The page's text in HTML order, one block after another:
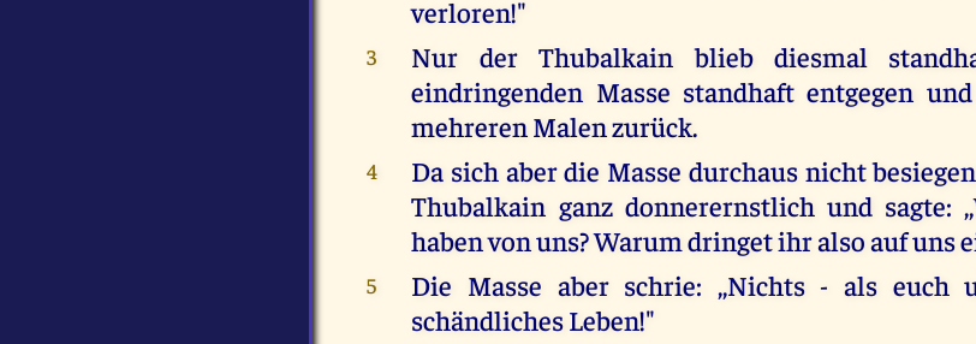
verloren!"
3
Nur der Thubalkain blieb diesmal
eindringenden Masse standhaft entgegen
mehreren Malen zurück.
4
Da sich aber die Masse durchaus nicht
Thubalkain ganz donnerernstlich und sagte:
haben von uns? Warum dringet ihr also auf uns
5
Die Masse aber schrie: ,,Nichts - als euch
schändliches Leben!"